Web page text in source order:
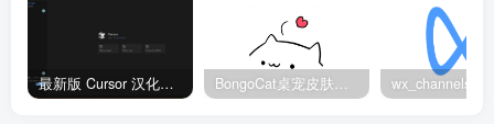
最新版 Cursor 汉化设置中文教程（两种简单方法，附中文语言包下载） BongoCat桌宠皮肤包大全：20款主题皮肤免费下载